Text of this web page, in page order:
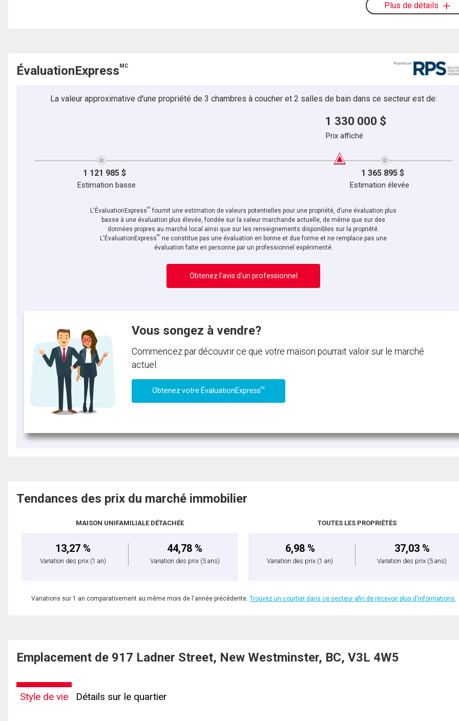
Plus de détails
ÉvaluationExpressMC
La valeur approximative d'une propriété de 3 chambres à coucher et 2 salles de bain dans ce secteur est de:
1 330 000 $
Prix affiché
1 121 985 $ 1 365 895 $
Estimation basse Estimation élevée
L'ÉvaluationExpressMC fournit une estimation de valeurs potentielles pour une propriété, d’une évaluation plus
basse à une évaluation plus élevée, fondée sur la valeur marchande actuelle, de même que sur des
données propres au marché local ainsi que sur les renseignements disponibles sur la propriété.
L'ÉvaluationExpressMC ne constitue pas une évaluation en bonne et due forme et ne remplace pas une
évaluation faite en personne par un professionnel expérimenté.
Obtenez l’avis d’un professionnel
Vous songez à vendre?
Commencez par découvrir ce que votre maison pourrait valoir sur le marché
actuel.
Obtenez votre ÉvaluationExpressMC
Tendances des prix du marché immobilier
MAISON UNIFAMILIALE DÉTACHÉE
13,27 %
Variation des prix (1 an)
44,78 %
Variation des prix (5 ans)
TOUTES LES PROPRIÉTÉS
6,98 %
Variation des prix (1 an)
37,03 %
Variation des prix (5 ans)
Variations sur 1 an comparativement au même mois de l'année précédente. Trouvez un courtier dans ce secteur afin de recevoir plus d'informations.
Emplacement de 917 Ladner Street, New Westminster, BC, V3L 4W5
Style de vie Détails sur le quartier